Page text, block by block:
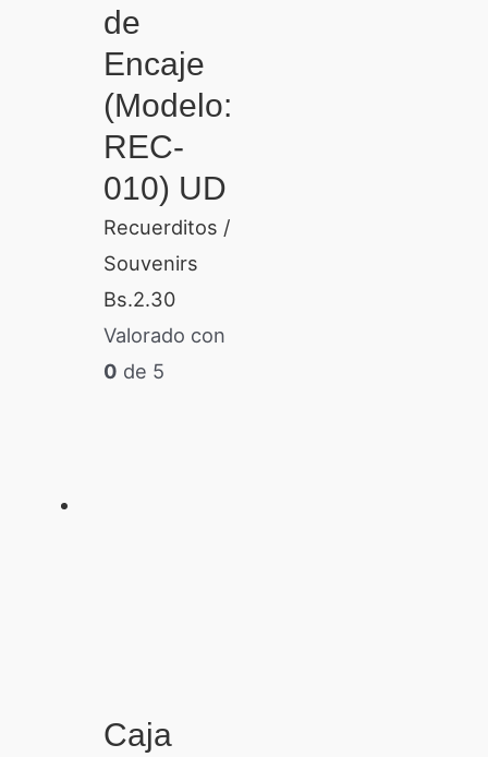
de
Encaje
(Modelo:
REC-
010) UD
Recuerditos /
Souvenirs
Bs.2.30
Valorado con
0 de 5
Caja